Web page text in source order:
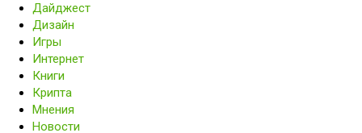
Дайджест
Дизайн
Игры
Интернет
Книги
Крипта
Мнения
Новости